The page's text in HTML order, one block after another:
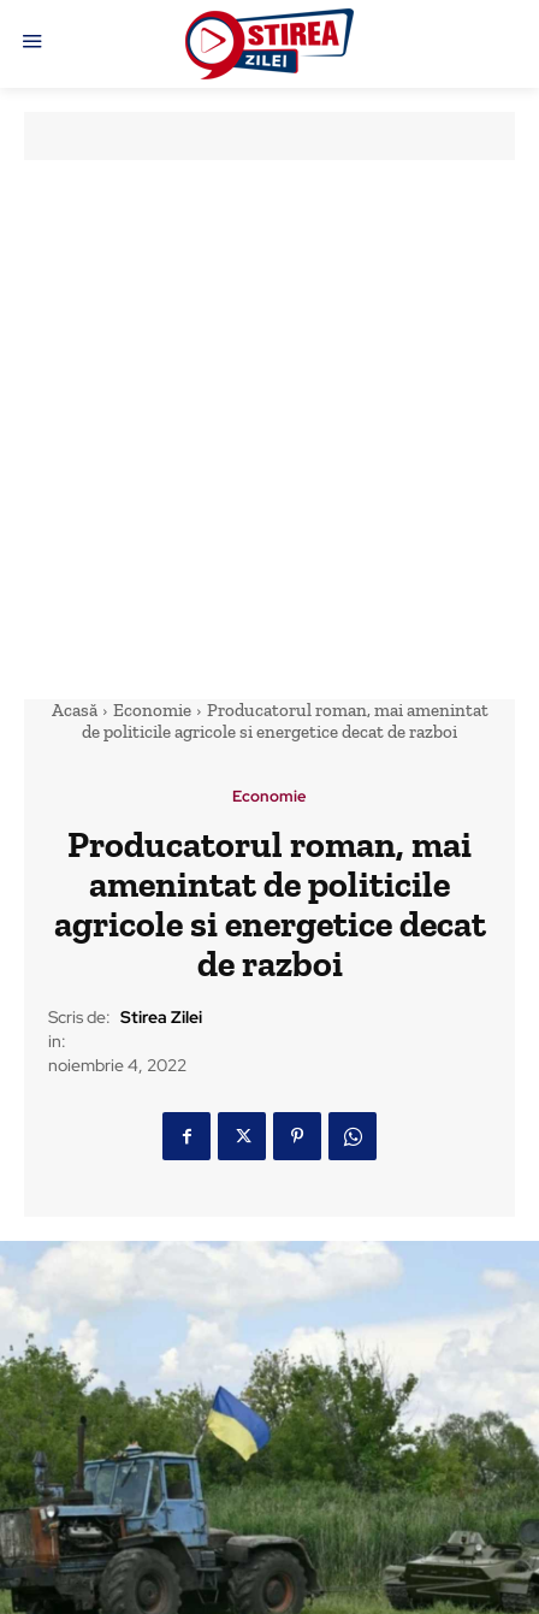
Acasă Economie
Producatorul roman, mai amenintat
de politicile agricole si energetice decat de razboi
Economie
Producatorul roman, mai
amenintat de politicile
agricole si energetice decat
de razboi
Scris de: Stirea Zilei
in:
noiembrie 4, 2022